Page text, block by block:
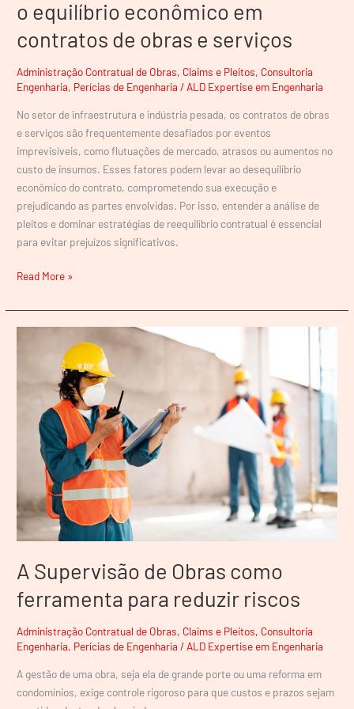
o equilíbrio econômico em
contratos de obras e serviços
Administração Contratual de Obras, Claims e Pleitos, Consultoria
Engenharia, Perícias de Engenharia / ALD Expertise em Engenharia
No setor de infraestrutura e indústria pesada, os contratos de obras
e serviços são frequentemente desafiados por eventos
imprevisíveis, como flutuações de mercado, atrasos ou aumentos no
custo de insumos. Esses fatores podem levar ao desequilíbrio
econômico do contrato, comprometendo sua execução e
prejudicando as partes envolvidas. Por isso, entender a análise de
pleitos e dominar estratégias de reequilíbrio contratual é essencial
para evitar prejuízos significativos.
Read More »
A Supervisão de Obras como
ferramenta para reduzir riscos
Administração Contratual de Obras, Claims e Pleitos, Consultoria
Engenharia, Perícias de Engenharia / ALD Expertise em Engenharia
A gestão de uma obra, seja ela de grande porte ou uma reforma em
condomínios, exige controle rigoroso para que custos e prazos sejam
Supervisão
Obras
ferramenta
reduzir